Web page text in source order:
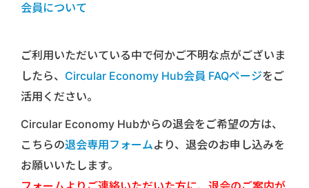
会員について
ご利用いただいている中で何かご不明な点がございま
したら、 Circular Economy Hub会員 FAQページをご
活用ください。
Circular Economy Hubからの退会をご希望の方は、
こちらの退会専用フォームより、退会のお申し込みを
お願いいたします。